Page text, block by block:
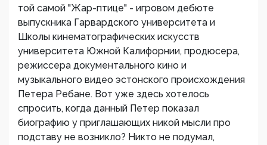
той самой "Жар-птице" - игровом дебюте
выпускника Гарвардского университета и
Школы кинематографических искусств
университета Южной Калифорнии, продюсера,
режиссера документального кино и
музыкального видео эстонского происхождения
Петера Ребане. Вот уже здесь хотелось
спросить, когда данный Петер показал
биографию у приглашающих никой мысли про
подставу не возникло? Никто не подумал,